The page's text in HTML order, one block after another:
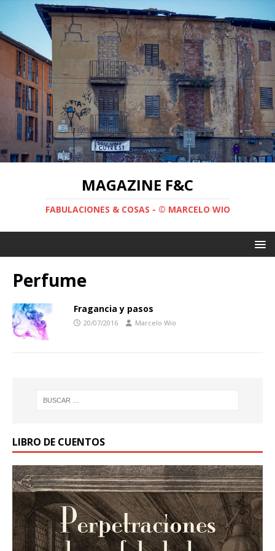
MAGAZINE F&C
FABULACIONES & COSAS - © MARCELO WIO
Perfume
Fragancia y pasos
20/07/2016 Marcelo Wio
LIBRO DE CUENTOS